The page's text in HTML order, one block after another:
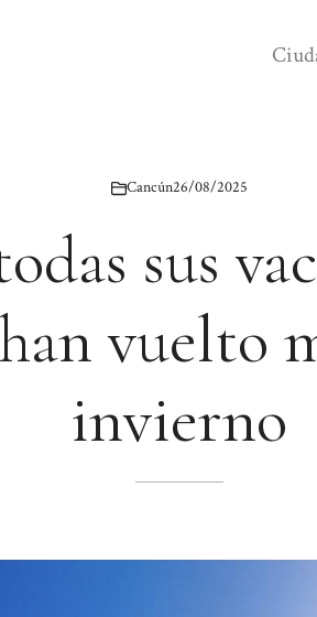
Cancún26/08/2025
sus
vuelto
invierno